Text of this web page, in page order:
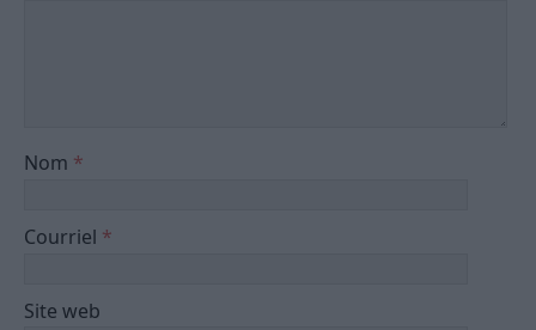
Nom *
Courriel *
Site web